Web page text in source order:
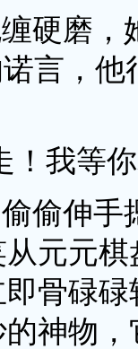
硬磨，
言，
！我等
偷伸手
元元
骨碌
神物